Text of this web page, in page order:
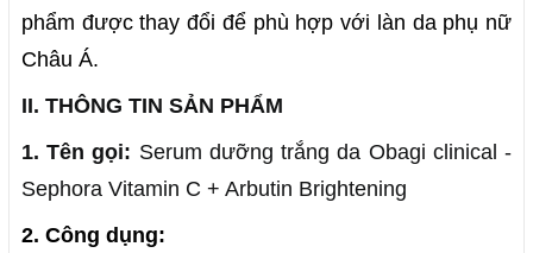
phẩm được thay đổi để phù hợp với làn da phụ nữ
Châu Á.
II. THÔNG TIN SẢN PHẨM
1. Tên gọi: Serum dưỡng trắng da Obagi clinical -
Sephora Vitamin C + Arbutin Brightening
2. Công dụng: